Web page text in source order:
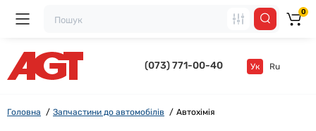
(073) 771-00-40 Ук Ru
0
Головна Запчастини до автомобілів Автохімія